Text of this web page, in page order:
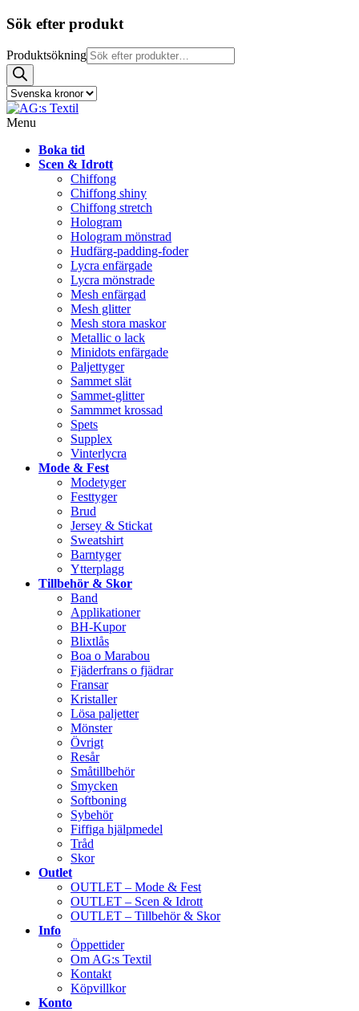
Sök efter produkt
Produktsökning
Menu
Boka tid
Scen & Idrott
Chiffong
Chiffong shiny
Chiffong stretch
Hologram
Hologram mönstrad
Hudfärg-padding-foder
Lycra enfärgade
Lycra mönstrade
Mesh enfärgad
Mesh glitter
Mesh stora maskor
Metallic o lack
Minidots enfärgade
Paljettyger
Sammet slät
Sammet-glitter
Sammmet krossad
Spets
Supplex
Vinterlycra
Mode & Fest
Modetyger
Festtyger
Brud
Jersey & Stickat
Sweatshirt
Barntyger
Ytterplagg
Tillbehör & Skor
Band
Applikationer
BH-Kupor
Blixtlås
Boa o Marabou
Fjäderfrans o fjädrar
Fransar
Kristaller
Lösa paljetter
Mönster
Övrigt
Resår
Småtillbehör
Smycken
Softboning
Sybehör
Fiffiga hjälpmedel
Tråd
Skor
Outlet
OUTLET – Mode & Fest
OUTLET – Scen & Idrott
OUTLET – Tillbehör & Skor
Info
Öppettider
Om AG:s Textil
Kontakt
Köpvillkor
Konto